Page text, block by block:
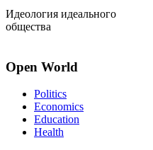
Идеология идеального
общества
Open World
Politics
Economics
Education
Health